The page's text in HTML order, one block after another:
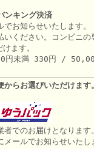
ンキング決済
お知らせいたします。
ください。コンビニの
ます。
円未満 330円 /
らお選びいただけます。
でのお届けとなります。
ールでお知らせいたし